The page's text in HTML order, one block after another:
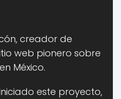
creador de
web pionero sobre
México.
este proyecto,